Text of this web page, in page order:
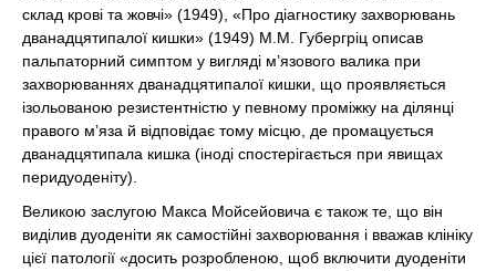
склад крові та жовчі» (1949), «Про діагностику захворювань
дванадцятипалої кишки» (1949) М.М. Губергріц описав
пальпаторний симптом у вигляді м’язового валика при
захворюваннях дванадцятипалої кишки, що проявляється
ізольованою резистентністю у певному проміжку на ділянці
правого м’яза й відповідає тому місцю, де промацується
дванадцятипала кишка (іноді спостерігається при явищах
перидуоденіту).
Великою заслугою Макса Мойсейовича є також те, що він
виділив дуоденіти як самостійні захворювання і вважав клініку
цієї патології «досить розробленою, щоб включити дуоденіти